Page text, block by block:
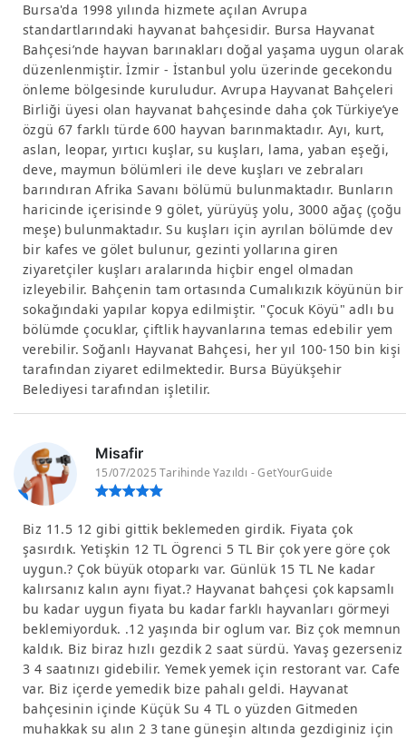
Bursa'da 1998 yılında hizmete açılan Avrupa
standartlarındaki hayvanat bahçesidir. Bursa Hayvanat
Bahçesi’nde hayvan barınakları doğal yaşama uygun olarak
düzenlenmiştir. İzmir - İstanbul yolu üzerinde gecekondu
önleme bölgesinde kuruludur. Avrupa Hayvanat Bahçeleri
Birliği üyesi olan hayvanat bahçesinde daha çok Türkiye’ye
özgü 67 farklı türde 600 hayvan barınmaktadır. Ayı, kurt,
aslan, leopar, yırtıcı kuşlar, su kuşları, lama, yaban eşeği,
deve, maymun bölümleri ile deve kuşları ve zebraları
barındıran Afrika Savanı bölümü bulunmaktadır. Bunların
haricinde içerisinde 9 gölet, yürüyüş yolu, 3000 ağaç (çoğu
meşe) bulunmaktadır. Su kuşları için ayrılan bölümde dev
bir kafes ve gölet bulunur, gezinti yollarına giren
ziyaretçiler kuşları aralarında hiçbir engel olmadan
izleyebilir. Bahçenin tam ortasında Cumalıkızık köyünün bir
sokağındaki yapılar kopya edilmiştir. "Çocuk Köyü" adlı bu
bölümde çocuklar, çiftlik hayvanlarına temas edebilir yem
verebilir. Soğanlı Hayvanat Bahçesi, her yıl 100-150 bin kişi
tarafından ziyaret edilmektedir. Bursa Büyükşehir
Belediyesi tarafından işletilir.
Misafir
15/07/2025 Tarihinde Yazıldı - GetYourGuide
Biz 11.5 12 gibi gittik beklemeden girdik. Fiyata çok
şasırdık. Yetişkin 12 TL Ögrenci 5 TL Bir çok yere göre çok
uygun.? Çok büyük otoparkı var. Günlük 15 TL Ne kadar
kalırsanız kalın aynı fiyat.? Hayvanat bahçesi çok kapsamlı
bu kadar uygun fiyata bu kadar farklı hayvanları görmeyi
beklemiyorduk. .12 yaşında bir oglum var. Biz çok memnun
kaldık. Biz biraz hızlı gezdik 2 saat sürdü. Yavaş gezerseniz
3 4 saatınızı gidebilir. Yemek yemek için restorant var. Cafe
var. Biz içerde yemedik bize pahalı geldi. Hayvanat
bahçesinin içinde Küçük Su 4 TL o yüzden Gitmeden
muhakkak su alın 2 3 tane güneşin altında gezdiginiz için